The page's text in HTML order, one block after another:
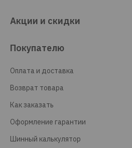
Акции и скидки
Покупателю
Оплата и доставка
Возврат товара
Как заказать
Оформление гарантии
Шинный калькулятор